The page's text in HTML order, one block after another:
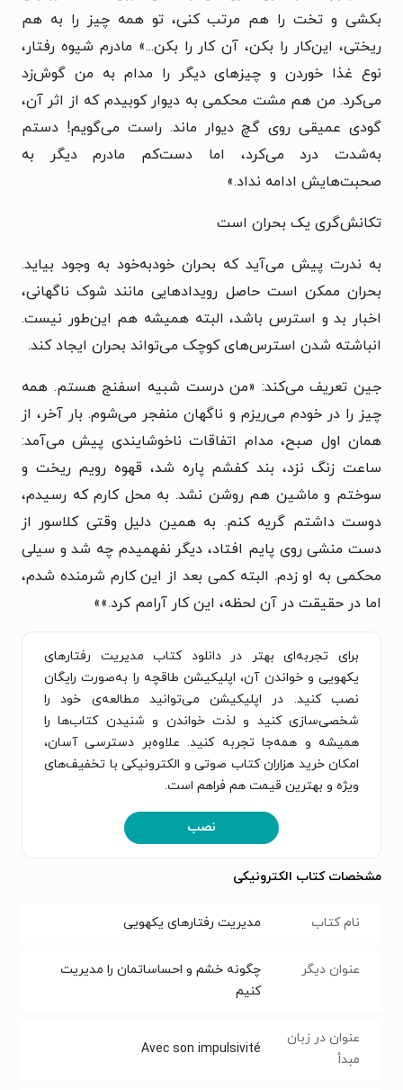
بکشی و تخت را هم مرتب کنی، تو همه چیز را به هم
ریختی، این‌کار را بکن، آن کار را بکن...» مادرم شیوه رفتار،
نوع غذا خوردن و چیزهای دیگر را مدام به من گوش‌زد
می‌کرد. من هم مشت محکمی به دیوار کوبیدم که از اثر آن،
گودی عمیقی روی گچ دیوار ماند. راست می‌گویم! دستم
به‌شدت درد می‌کرد، اما دست‌کم مادرم دیگر به
صحبت‌هایش ادامه نداد.»
تکانش‌گری یک بحران است
به ندرت پیش می‌آید که بحران خودبه‌خود به وجود بیاید.
بحران ممکن است حاصل رویدادهایی مانند شوک ناگهانی،
اخبار بد و استرس باشد، البته همیشه هم این‌طور نیست.
انباشته شدن استرس‌های کوچک می‌تواند بحران ایجاد کند.
جین تعریف می‌کند: «من درست شبیه اسفنج هستم. همه
چیز را در خودم می‌ریزم و ناگهان منفجر می‌شوم. بار آخر، از
همان اول صبح، مدام اتفاقات ناخوشایندی پیش می‌آمد:
ساعت زنگ نزد، بند کفشم پاره شد، قهوه رویم ریخت و
سوختم و ماشین هم روشن نشد. به محل کارم که رسیدم،
دوست داشتم گریه کنم. به همین دلیل وقتی کلاسور از
دست منشی روی پایم افتاد، دیگر نفهمیدم چه شد و سیلی
محکمی به او زدم. البته کمی بعد از این کارم شرمنده شدم،
اما در حقیقت در آن لحظه، این کار آرامم کرد.»»
برای تجربه‌ای بهتر در دانلود کتاب مدیریت رفتارهای
یکهویی و خواندن آن، اپلیکیشن طاقچه را به‌صورت رایگان
نصب کنید. در اپلیکیشن می‌توانید مطالعه‌ی خود را
شخصی‌سازی کنید و لذت خواندن و شنیدن کتاب‌ها را
همیشه و همه‌جا تجربه کنید. علاوه‌بر دسترسی آسان،
امکان خرید هزاران کتاب صوتی و الکترونیکی با تخفیف‌های
ویژه و بهترین قیمت هم فراهم است.
نصب
مشخصات کتاب الکترونیکی
نام کتاب مدیریت رفتارهای یکهویی
عنوان دیگر
چگونه خشم و احساساتمان را مدیریت
کنیم
عنوان در زبان
مبدأ
Avec son impulsivité